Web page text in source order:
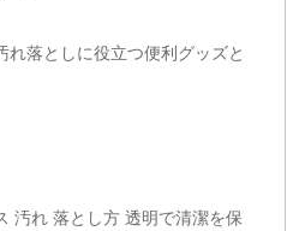
れ落としに役立つ便利グッズと
汚れ 落とし方 透明で清潔を保